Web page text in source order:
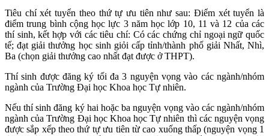
Tiêu chí xét tuyển theo thứ tự ưu tiên như sau: Điểm xét tuyển là
điểm trung bình cộng học lực 3 năm học lớp 10, 11 và 12 của các
thí sinh, kết hợp với các tiêu chí: Có các chứng chỉ ngoại ngữ quốc
tế; đạt giải thưởng học sinh giỏi cấp tỉnh/thành phố giải Nhất, Nhì,
Ba (chọn giải thưởng cao nhất đạt được ở THPT).
Thí sinh được đăng ký tối đa 3 nguyện vọng vào các ngành/nhóm
ngành của Trường Đại học Khoa học Tự nhiên.
Nếu thí sinh đăng ký hai hoặc ba nguyện vọng vào các ngành/nhóm
ngành của Trường Đại học Khoa học Tự nhiên thì các nguyện vọng
được sắp xếp theo thứ tự ưu tiên từ cao xuống thấp (nguyện vọng 1